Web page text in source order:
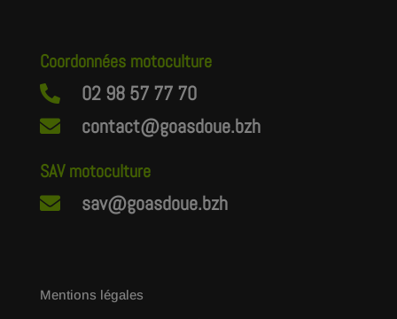
Coordonnées motoculture
 02 98 57 77 70
 contact@goasdoue.bzh
SAV motoculture
 sav@goasdoue.bzh
Mentions légales